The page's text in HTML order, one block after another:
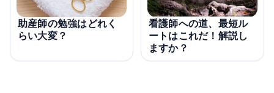
助産師の勉強はどれく
らい大変？
看護師への道、最短ル
ートはこれだ！解説し
ますか？